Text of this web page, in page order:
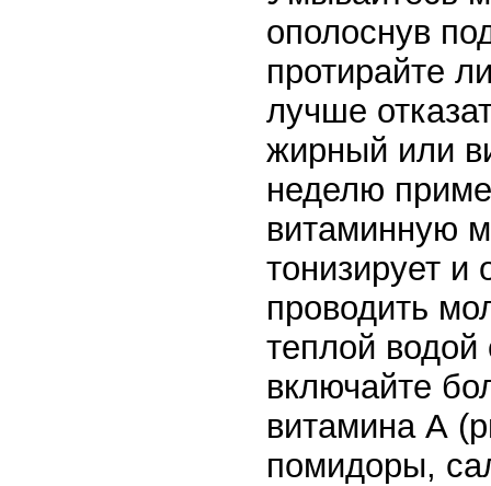
ополоснув
протирайте
лучше
жирный или
неделю
витаминную
тонизирует и
проводить
теплой
включайте
витамина А
помидоры,